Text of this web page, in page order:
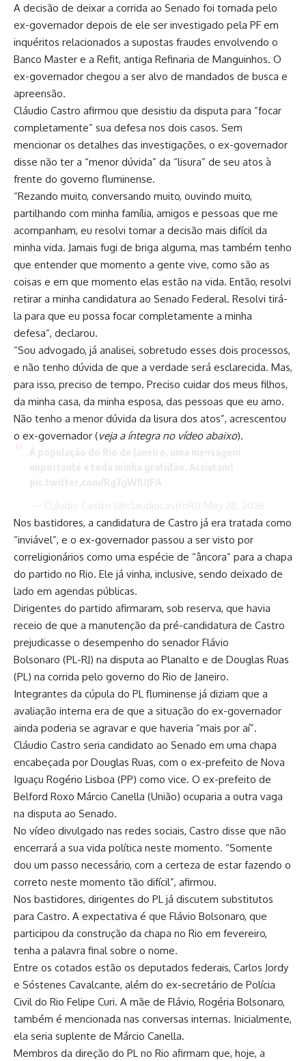
A decisão de deixar a corrida ao Senado foi tomada pelo
ex-governador depois de ele ser investigado pela PF em
inquéritos relacionados a supostas fraudes envolvendo o
Banco Master e a Refit, antiga Refinaria de Manguinhos. O
ex-governador chegou a ser alvo de mandados de busca e
apreensão.
Cláudio Castro afirmou que desistiu da disputa para “focar
completamente” sua defesa nos dois casos. Sem
mencionar os detalhes das investigações, o ex-governador
disse não ter a “menor dúvida” da “lisura” de seu atos à
frente do governo fluminense.
“Rezando muito, conversando muito, ouvindo muito,
partilhando com minha família, amigos e pessoas que me
acompanham, eu resolvi tomar a decisão mais difícil da
minha vida. Jamais fugi de briga alguma, mas também tenho
que entender que momento a gente vive, como são as
coisas e em que momento elas estão na vida. Então, resolvi
retirar a minha candidatura ao Senado Federal. Resolvi tirá-
la para que eu possa focar completamente a minha
defesa”, declarou.
“Sou advogado, já analisei, sobretudo esses dois processos,
e não tenho dúvida de que a verdade será esclarecida. Mas,
para isso, preciso de tempo. Preciso cuidar dos meus filhos,
da minha casa, da minha esposa, das pessoas que eu amo.
Não tenho a menor dúvida da lisura dos atos”, acrescentou
o ex-governador (veja a íntegra no vídeo abaixo).
Nos bastidores, a candidatura de Castro já era tratada como
“inviável”, e o ex-governador passou a ser visto por
correligionários como uma espécie de “âncora” para a chapa
do partido no Rio. Ele já vinha, inclusive, sendo deixado de
lado em agendas públicas.
Dirigentes do partido afirmaram, sob reserva, que havia
receio de que a manutenção da pré-candidatura de Castro
prejudicasse o desempenho do senador Flávio
Bolsonaro (PL-RJ) na disputa ao Planalto e de Douglas Ruas
(PL) na corrida pelo governo do Rio de Janeiro.
Integrantes da cúpula do PL fluminense já diziam que a
avaliação interna era de que a situação do ex-governador
ainda poderia se agravar e que haveria “mais por aí”.
Cláudio Castro seria candidato ao Senado em uma chapa
encabeçada por Douglas Ruas, com o ex-prefeito de Nova
Iguaçu Rogério Lisboa (PP) como vice. O ex-prefeito de
Belford Roxo Márcio Canella (União) ocuparia a outra vaga
na disputa ao Senado.
No vídeo divulgado nas redes sociais, Castro disse que não
encerrará a sua vida política neste momento. “Somente
dou um passo necessário, com a certeza de estar fazendo o
correto neste momento tão difícil”, afirmou.
Nos bastidores, dirigentes do PL já discutem substitutos
para Castro. A expectativa é que Flávio Bolsonaro, que
participou da construção da chapa no Rio em fevereiro,
tenha a palavra final sobre o nome.
Entre os cotados estão os deputados federais, Carlos Jordy
e Sóstenes Cavalcante, além do ex-secretário de Polícia
Civil do Rio Felipe Curi. A mãe de Flávio, Rogéria Bolsonaro,
também é mencionada nas conversas internas. Inicialmente,
ela seria suplente de Márcio Canella.
Membros da direção do PL no Rio afirmam que, hoje, a